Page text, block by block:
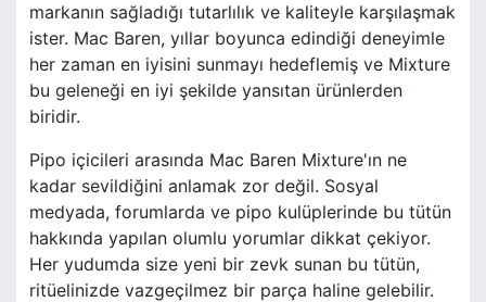
markanın sağladığı tutarlılık ve kaliteyle karşılaşmak
ister. Mac Baren, yıllar boyunca edindiği deneyimle
her zaman en iyisini sunmayı hedeflemiş ve Mixture
bu geleneği en iyi şekilde yansıtan ürünlerden
biridir.
Pipo içicileri arasında Mac Baren Mixture'ın ne
kadar sevildiğini anlamak zor değil. Sosyal
medyada, forumlarda ve pipo kulüplerinde bu tütün
hakkında yapılan olumlu yorumlar dikkat çekiyor.
Her yudumda size yeni bir zevk sunan bu tütün,
ritüelinizde vazgeçilmez bir parça haline gelebilir.